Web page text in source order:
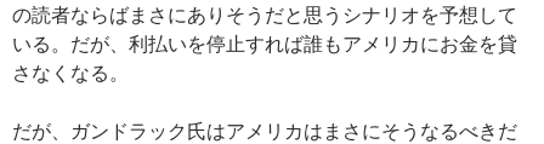
の読者ならばまさにありそうだと思うシナリオを予想して
いる。だが、利払いを停止すれば誰もアメリカにお金を貸
さなくなる。
だが、ガンドラック氏はアメリカはまさにそうなるべきだ